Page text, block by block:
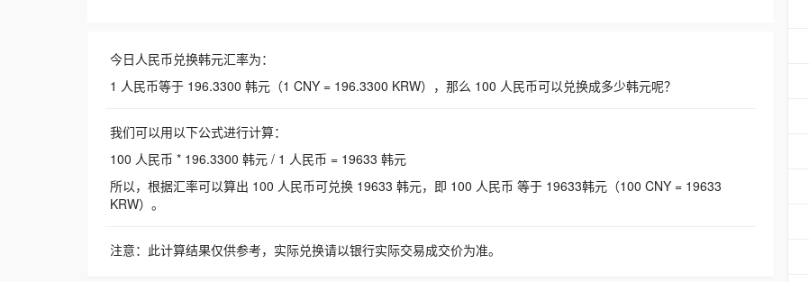
今日人民币兑换韩元汇率为：
1 人民币等于 196.3300 韩元（1 CNY = 196.3300 KRW），那么 100 人民币可以兑换成多少韩元呢？
我们可以用以下公式进行计算：
100 人民币 * 196.3300 韩元 / 1 人民币 = 19633 韩元
所以，根据汇率可以算出 100 人民币可兑换 19633 韩元，即 100 人民币 等于 19633韩元（100 CNY = 19633
KRW）。
注意：此计算结果仅供参考，实际兑换请以银行实际交易成交价为准。